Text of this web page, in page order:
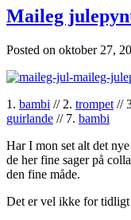
Maileg
Posted on oktober 27,
1. bambi // 2. trompet //
guirlande // 7. bambi
Har I mon set alt det
de her fine sager på
den fine måde.
Det er vel ikke for